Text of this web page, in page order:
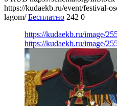
https://kudaekb.ru/event/festival-
lagom/ Бесплатно 242 0
https://kudaekb.ru/image/
https://kudaekb.ru/image/